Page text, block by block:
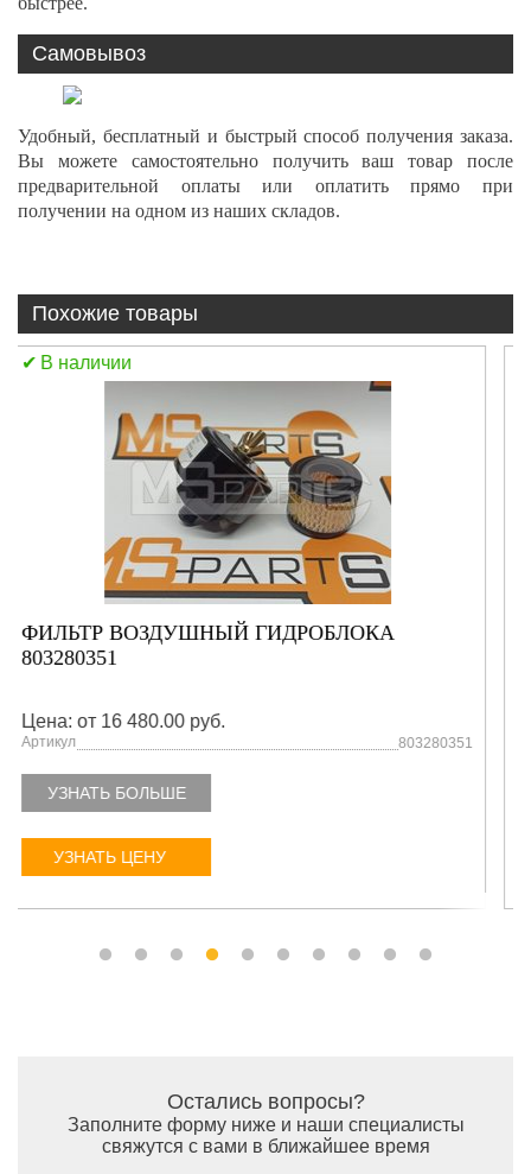
Самовывоз
Удобный, бесплатный и быстрый способ получения заказа.
Вы можете самостоятельно получить ваш товар после
предварительной оплаты или оплатить прямо при
получении на одном из наших складов.
Похожие товары
В наличии
САЛЬНИК (801101754)
Цена: от 16 480.00 руб.
Артикул 801101754
УЗНАТЬ БОЛЬШЕ
УЗНАТЬ ЦЕНУ
Остались вопросы?
Заполните форму ниже и наши специалисты
свяжутся с вами в ближайшее время